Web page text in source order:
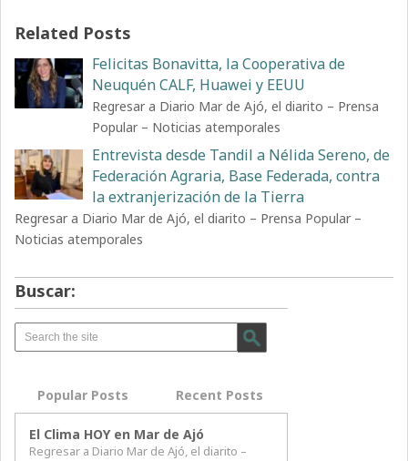
Related Posts
Felicitas Bonavitta, la Cooperativa de
Neuquén CALF, Huawei y EEUU
Regresar a Diario Mar de Ajó, el diarito – Prensa
Popular – Noticias atemporales
Entrevista desde Tandil a Nélida Sereno, de
Federación Agraria, Base Federada, contra
la extranjerización de la Tierra
Regresar a Diario Mar de Ajó, el diarito – Prensa Popular –
Noticias atemporales
Buscar:
Popular Posts Recent Posts
El Clima HOY en Mar de Ajó
Regresar a Diario Mar de Ajó, el diarito –